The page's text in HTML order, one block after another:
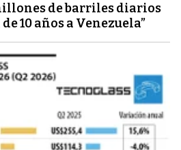
de barriles diarios
10 años a Venezuela”